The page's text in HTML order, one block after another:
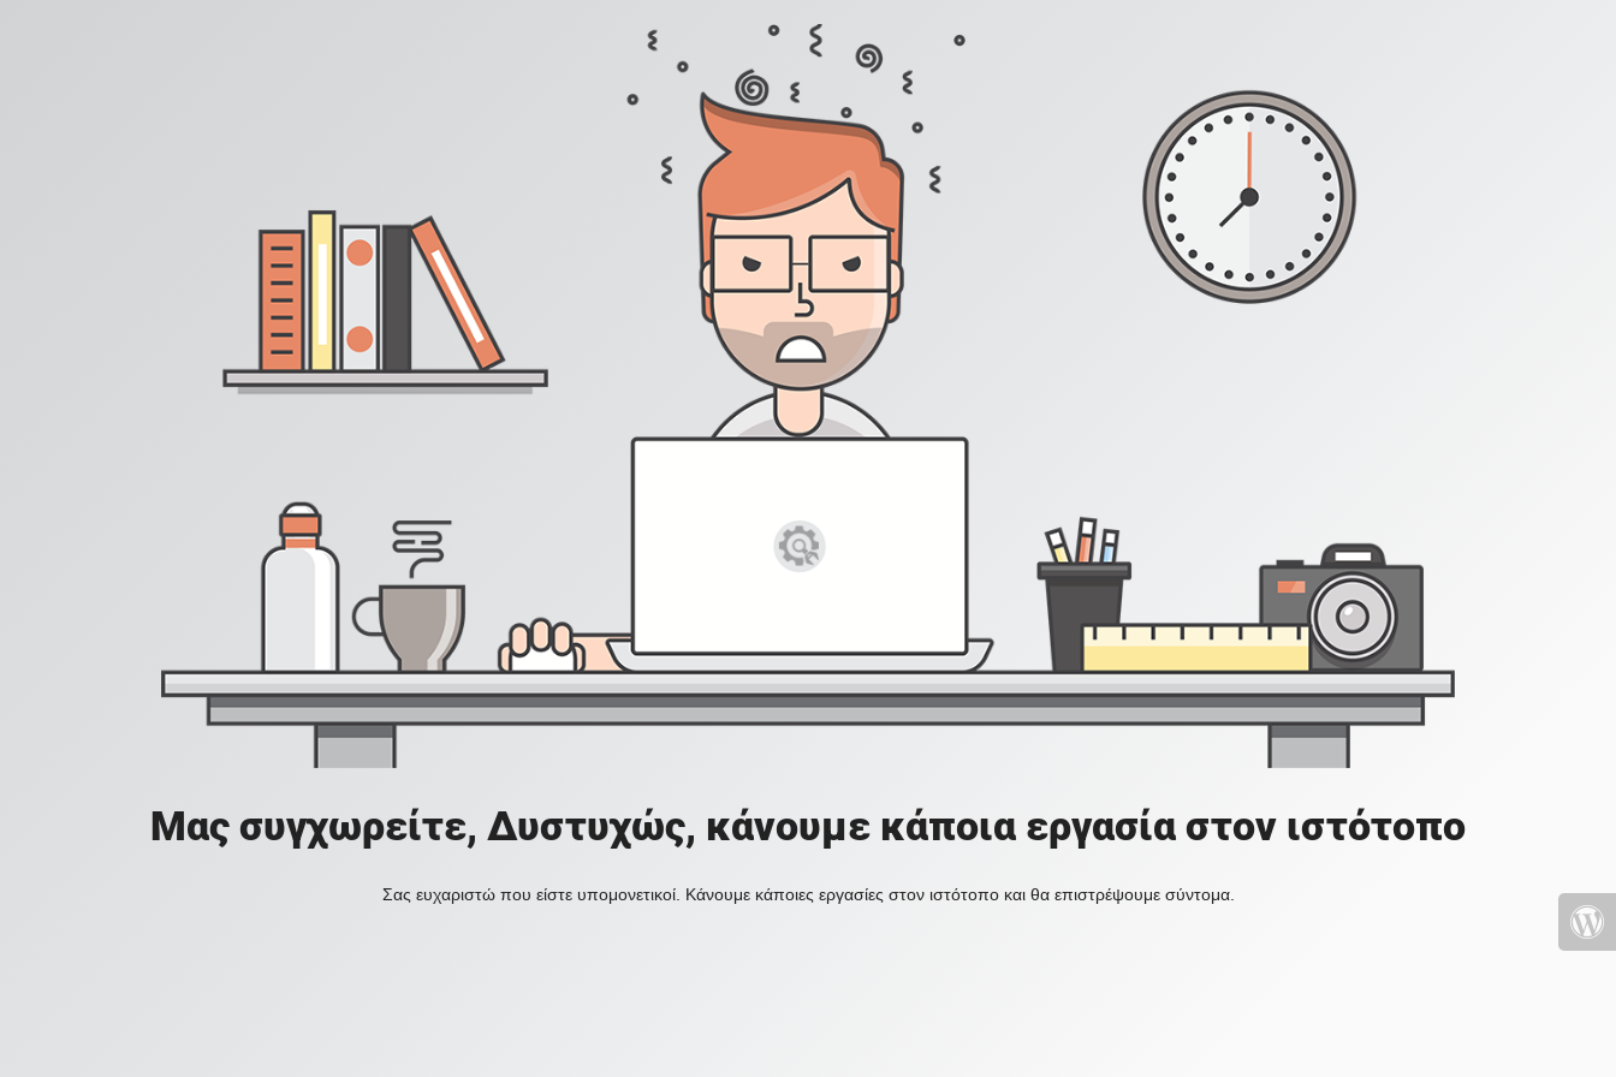
Μας συγχωρείτε, Δυστυχώς, κάνουμε κάποια εργασία στον ιστότοπο
Σας ευχαριστώ που είστε υπομονετικοί. Κάνουμε κάποιες εργασίες στον ιστότοπο και θα επιστρέψουμε σύντομα.